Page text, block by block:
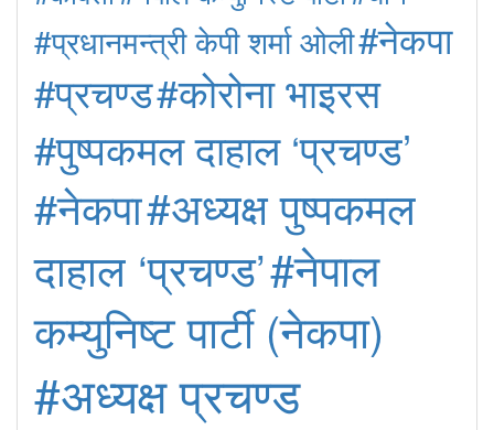
#प्रधानमन्त्री केपी शर्मा ओली#नेकपा
#प्रचण्ड#कोरोना भाइरस
#पुष्पकमल दाहाल ‘प्रचण्ड’
#नेकपा#अध्यक्ष पुष्पकमल
दाहाल ‘प्रचण्ड’#नेपाल
कम्युनिष्ट पार्टी (नेकपा)
#अध्यक्ष प्रचण्ड